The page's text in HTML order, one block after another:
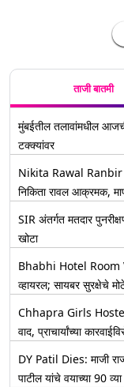
ताजी बातमी
मुंबईतील तलावांमधील
टक्क्यांवर
Nikita Rawal Ranbir
निकिता रावल आक्रमक,
SIR अंतर्गत मतदार
खोटा
Bhabhi Hotel Room
व्हायरल; सायबर सुरक्षेचे
Chhapra Girls Hostel
वाद, प्राचार्यांच्या
DY Patil Dies: माजी
पाटील यांचे वयाच्या 90 व्या